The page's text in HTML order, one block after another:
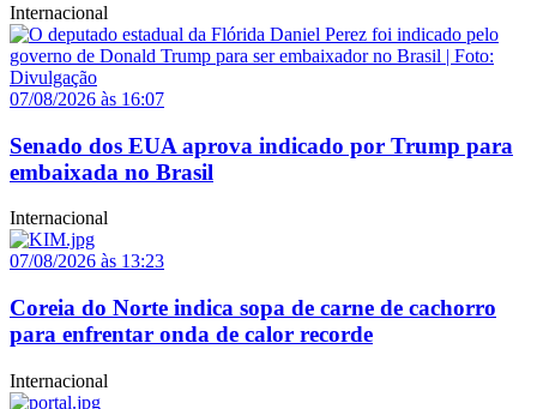
Internacional
07/08/2026 às 16:07
Senado dos EUA aprova indicado por Trump para
embaixada no Brasil
Internacional
07/08/2026 às 13:23
Coreia do Norte indica sopa de carne de cachorro
para enfrentar onda de calor recorde
Internacional